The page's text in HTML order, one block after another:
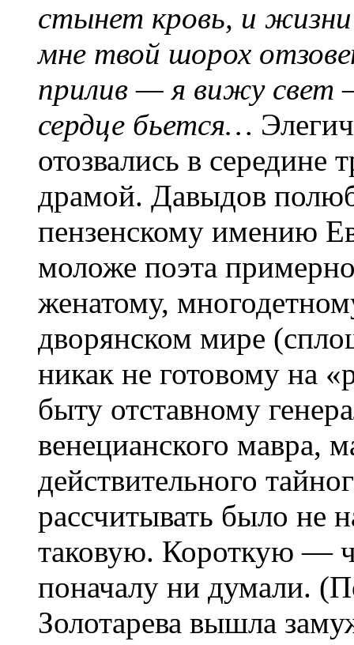
стынет кровь, и
мне твой шорох
прилив — я вижу свет
сердце бьется…
отозвались в
драмой. Давыдов
пензенскому имению
моложе поэта
женатому,
дворянском мире
никак не готовому на
быту отставному
венецианского мавра,
действительного
рассчитывать было не
таковую. Короткую —
поначалу ни думали.
Золотарева вышла